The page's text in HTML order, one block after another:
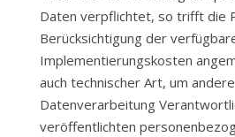
Daten verpflichtet, so trifft die
Berücksichtigung der
Implementierungskosten
auch technischer Art, um
Datenverarbeitung
veröffentlichten